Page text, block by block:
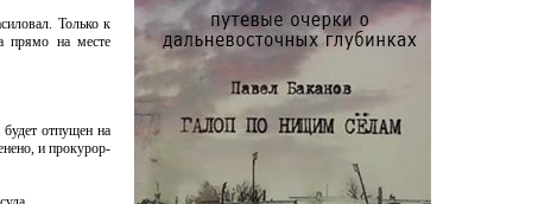
Только к
прямо на месте
будет отпущен на
и прокурор-